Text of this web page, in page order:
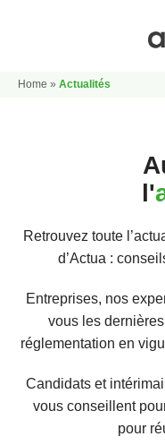
Postuler
Mes offres favoris
Groupe Actua
Home » Actualités
l'
Retrouvez toute
d’Actua :
Entreprises, nos
vous les
réglementation en
Candidats et
vous conseillent
pour